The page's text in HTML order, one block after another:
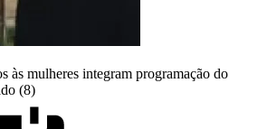
às mulheres integram programação do
(8)